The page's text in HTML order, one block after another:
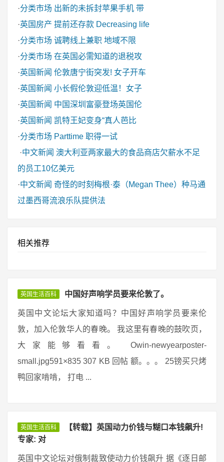
·分类市场 出新的未拆封苹果手机 带
·英国房产 提前还存款 Decreasing life
·分类市场 诚聘线上兼职 地域不限
·分类市场 在英国必需知道的退税攻
·英国新闻 伦敦唐宁街突发! 女子开车
·英国新闻 小长假伦敦迎低温！女子
·英国新闻 中国深圳富豪登场英国伦
·英国新闻 凯特王妃变身“真人芭比
·分类市场 Parttime 职得一试
·中文新闻 澳大利亚两家最大的食品商店欠薪水不足
的员工10亿美元
·中文新闻 奇怪的时刻梅根·泰（Megan Thee）种马通
过墨西哥流浪乐队提供法
相关推荐
英国生活百科 中国好声响学员要来伦敦了。
英国中文论坛大家知道吗？中国好声响学员要来伦
敦，加入伦敦华人的春晚。 我这里有春晚的鼓吹页，
大家能够看看。 Owin-newyearposter-
small.jpg591×835 307 KB 回帖 额。。。 25镑买只烤
鸭回家啃啃， 打电 ...
英国生活百科
【转载】英国动力价钱与糊口本钱飙升!
专家: 对
英国中文论坛对俄制裁致使动力价钱飙升 据《逐日邮